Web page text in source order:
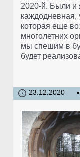
2020-й. Были и
каждодневная,
которая еще
многолетних
мы спешим в
будет
23.12.2020